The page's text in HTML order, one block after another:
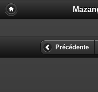
Précédente